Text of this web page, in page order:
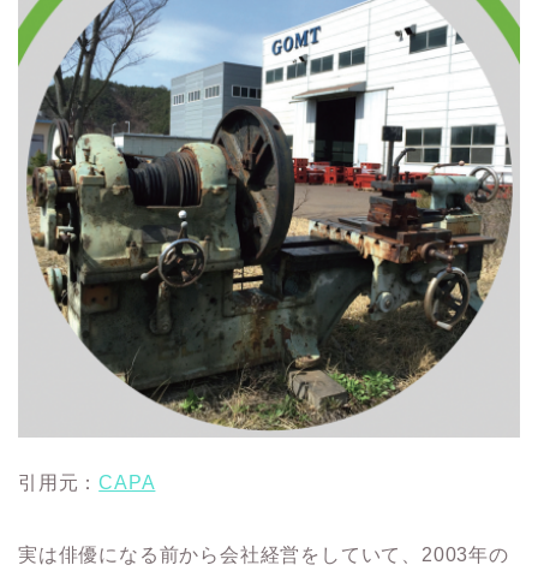
引用元：CAPA
実は俳優になる前から会社経営をしていて、2003年の